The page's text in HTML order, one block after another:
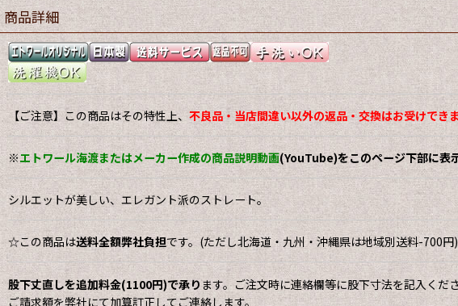
商品詳細
【ご注意】この商品はその特性上、不良品・当店間違い以外の返品・交換はお受けでき
※エトワール海渡またはメーカー作成の商品説明動画(YouTube)をこのページ下部に表
シルエットが美しい、エレガント派のストレート。
☆この商品は送料全額弊社負担です。(ただし北海道・九州・沖縄県は地域別送料-700円)
股下丈直しを追加料金(1100円)で承ります。ご注文時に連絡欄等に股下寸法を記入くだ
ご請求額を弊社にて加算訂正してご連絡します。